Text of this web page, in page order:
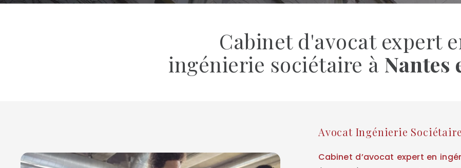
Cabinet d'avocat expert
ingénierie sociétaire à Nantes
Avocat Ingénierie
Cabinet d’avocat expert en